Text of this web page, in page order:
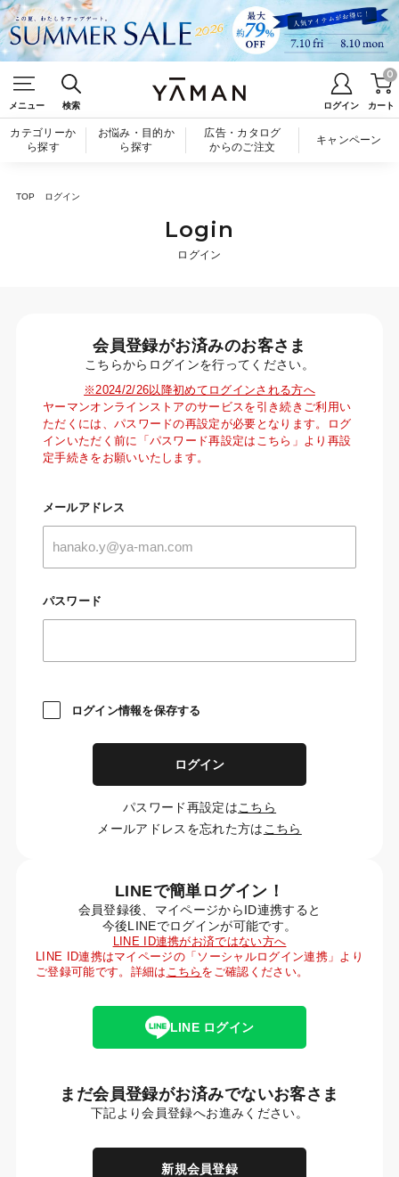
メニュー 検索 ログイン カート
0
カテゴリーか
ら探す
お悩み・目的か
ら探す
広告・カタログ
からのご注文
キャンペーン
TOP ログイン
Login
ログイン
会員登録がお済みのお客さま
こちらからログインを行ってください。
※2024/2/26以降初めてログインされる方へ
ヤーマンオンラインストアのサービスを引き続きご利用い
ただくには、パスワードの再設定が必要となります。ログ
インいただく前に「パスワード再設定はこちら」より再設
定手続きをお願いいたします。
メールアドレス
パスワード
ログイン情報を保存する
ログイン
パスワード再設定はこちら
メールアドレスを忘れた方は こちら
LINEで簡単ログイン！
会員登録後、マイページからID連携すると
今後LINEでログインが可能です。
LINE ID連携がお済ではない方へ
LINE ID連携はマイページの「ソーシャルログイン連携」より
ご登録可能です。詳細は こちら をご確認ください。
LINE ログイン
まだ会員登録がお済みでないお客さま
下記より会員登録へお進みください。
新規会員登録